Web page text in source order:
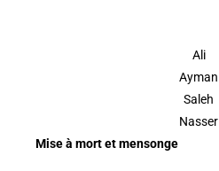
Ali
Ayman
Saleh
Nasser
Mise à mort et mensonge